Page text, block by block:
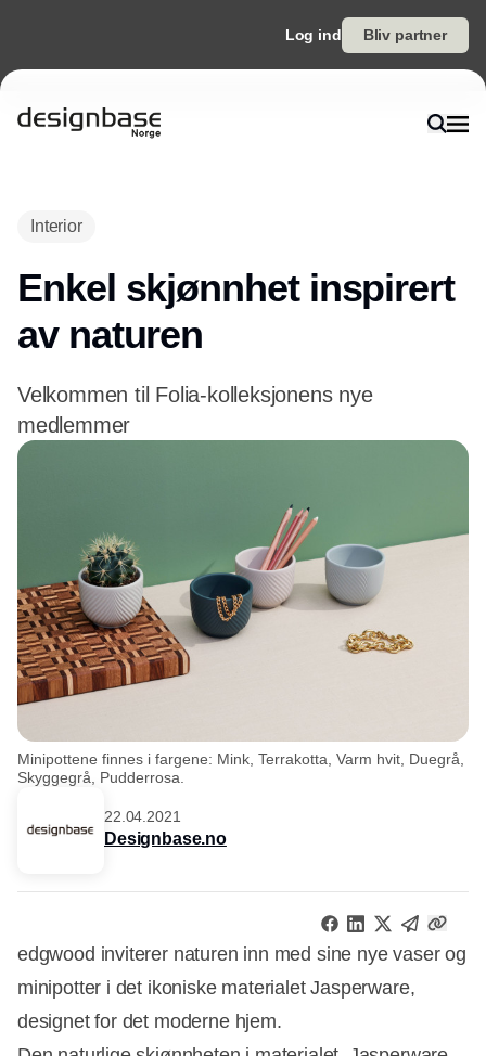
Log ind Bliv partner
Interior
Enkel skjønnhet inspirert
av naturen
Velkommen til Folia-kolleksjonens nye
medlemmer
Minipottene finnes i fargene: Mink, Terrakotta, Varm hvit, Duegrå,
Skyggegrå, Pudderrosa.
22.04.2021
Designbase.no
edgwood inviterer naturen inn med sine nye vaser og
minipotter i det ikoniske materialet Jasperware,
designet for det moderne hjem.